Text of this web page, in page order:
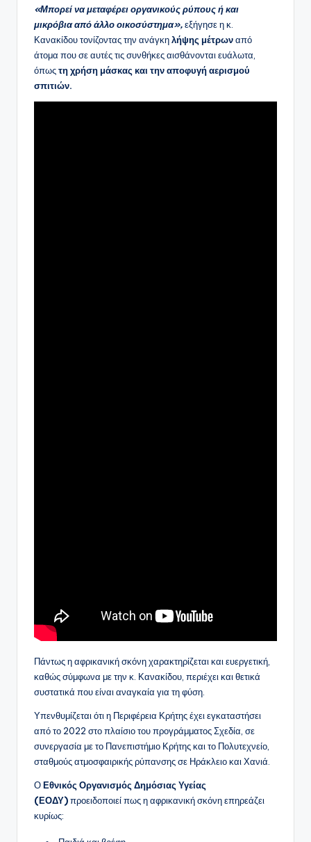
«Μπορεί να μεταφέρει οργανικούς ρύπους ή και
μικρόβια από άλλο οικοσύστημα»,εξήγησε η κ.
Κανακίδου τονίζοντας την ανάγκηλήψης μέτρωναπό
άτομα που σε αυτές τις συνθήκες αισθάνονται ευάλωτα,
όπωςτη χρήση μάσκας και την αποφυγή αερισμού
σπιτιών.
Πάντως η αφρικανική σκόνη χαρακτηρίζεται και ευεργετική,
καθώς σύμφωνα με την κ. Κανακίδου, περιέχει και θετικά
συστατικά που είναι αναγκαία για τη φύση.
Υπενθυμίζεται ότι η Περιφέρεια Κρήτης έχει εγκαταστήσει
από το 2022 στο πλαίσιο του προγράμματος Σχεδία, σε
συνεργασία με το Πανεπιστήμιο Κρήτης και το Πολυτεχνείο,
σταθμούς ατμοσφαιρικής ρύπανσης σε Ηράκλειο και Χανιά.
ΟΕθνικός Οργανισμός Δημόσιας Υγείας
(ΕΟΔΥ)προειδοποιεί πως η αφρικανική σκόνη επηρεάζει
κυρίως: